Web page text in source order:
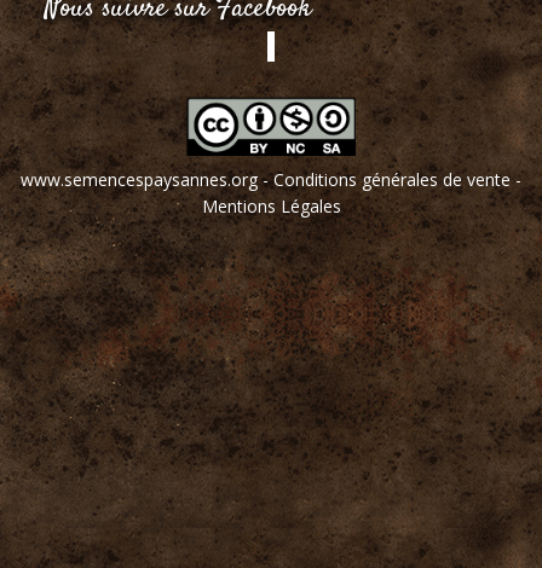
Nous suivre sur Facebook
www.semencespaysannes.org-Conditions générales de vente -
Mentions Légales